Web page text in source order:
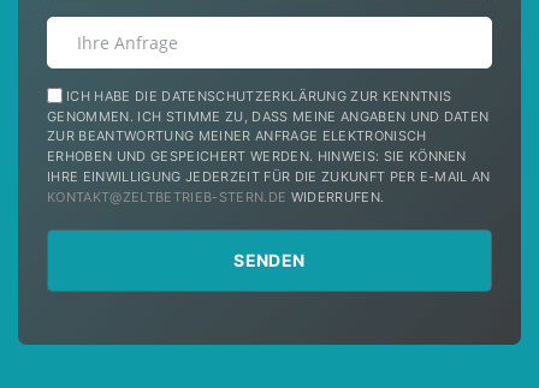
ANFRAGE
DATENSCHUTZ
ICH HABE DIE DATENSCHUTZERKLÄRUNG ZUR KENNTNIS
GENOMMEN. ICH STIMME ZU, DASS MEINE ANGABEN UND DATEN
ZUR BEANTWORTUNG MEINER ANFRAGE ELEKTRONISCH
ERHOBEN UND GESPEICHERT WERDEN. HINWEIS: SIE KÖNNEN
IHRE EINWILLIGUNG JEDERZEIT FÜR DIE ZUKUNFT PER E-MAIL AN
KONTAKT@ZELTBETRIEB-STERN.DE WIDERRUFEN.
SENDEN